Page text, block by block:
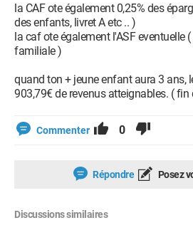
la CAF ote également 0,25% des
des enfants, livret A etc .. )
la caf ote également l'ASF eventuelle
familiale )
quand ton + jeune enfant aura 3 ans,
903,79€ de revenus atteignables. ( fin
Commenter 0
Répondre Posez
Discussions similaires